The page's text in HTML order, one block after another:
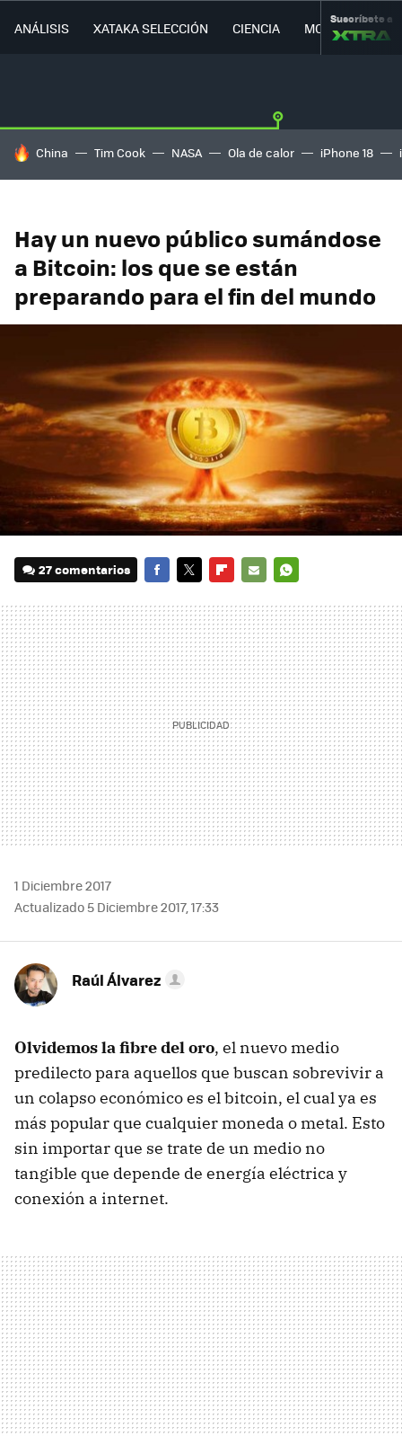
ANÁLISIS XATAKA SELECCIÓN CIENCIA MOVILIDAD
Suscríbete a
HOY SE HABLA DE
China Tim Cook NASA Ola de calor iPhone 18
Hay un nuevo público sumándose
a Bitcoin: los que se están
preparando para el fin del mundo
27 comentarios
MAIL
1 Diciembre 2017
Actualizado 5 Diciembre 2017, 17:33
Raúl Álvarez
Olvidemos la fibre del oro, el nuevo medio
predilecto para aquellos que buscan sobrevivir a
un colapso económico es el bitcoin, el cual ya es
más popular que cualquier moneda o metal. Esto
sin importar que se trate de un medio no
tangible que depende de energía eléctrica y
conexión a internet.